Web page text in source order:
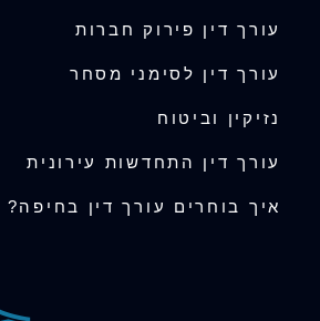
עורך דין פירוק חברות
עורך דין לסימני מסחר
נזיקין וביטוח
עורך דין התחדשות עירונית
איך בוחרים עורך דין בחיפה?